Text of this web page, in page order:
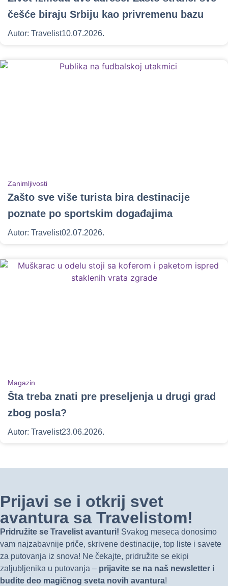
češće biraju Srbiju kao privremenu bazu
Autor: Travelist10.07.2026.
Zanimljivosti
Zašto sve više turista bira destinacije
poznate po sportskim događajima
Autor: Travelist02.07.2026.
Magazin
Šta treba znati pre preseljenja u drugi grad
zbog posla?
Autor: Travelist23.06.2026.
Prijavi se i otkrij svet
avantura sa Travelistom!
Pridružite se Travelist avanturi! Svakog meseca donosimo
vam najzabavnije priče, skrivene destinacije, top liste i savete
za putovanja iz snova! Ne čekajte, pridružite se ekipi
zaljubljenika u putovanja – prijavite se na naš newsletter i
budite deo magičnog sveta novih avantura!